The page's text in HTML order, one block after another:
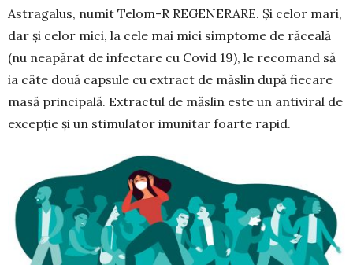
Astragalus, numit Telom-R REGENERARE. Și celor mari,
dar și celor mici, la cele mai mici simptome de răceală
(nu neapărat de infectare cu Covid 19), le recomand să
ia câte două capsule cu extract de măslin după fiecare
masă principală. Extractul de măslin este un antiviral de
excepție și un stimulator imunitar foarte rapid.